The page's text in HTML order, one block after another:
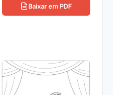
Baixar em PDF